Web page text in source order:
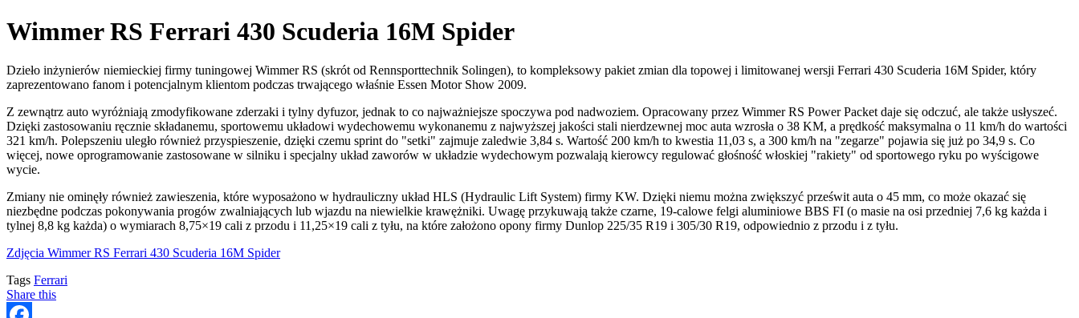
Wimmer RS Ferrari 430 Scuderia 16M Spider
Dzieło inżynierów niemieckiej firmy tuningowej Wimmer RS (skrót od Rennsporttechnik Solingen), to kompleksowy pakiet zmian dla topowej i limitowanej wersji Ferrari 430 Scuderia 16M Spider, który
zaprezentowano fanom i potencjalnym klientom podczas trwającego właśnie Essen Motor Show 2009.
Z zewnątrz auto wyróżniają zmodyfikowane zderzaki i tylny dyfuzor, jednak to co najważniejsze spoczywa pod nadwoziem. Opracowany przez Wimmer RS Power Packet daje się odczuć, ale także usłyszeć.
Dzięki zastosowaniu ręcznie składanemu, sportowemu układowi wydechowemu wykonanemu z najwyższej jakości stali nierdzewnej moc auta wzrosła o 38 KM, a prędkość maksymalna o 11 km/h do wartości
321 km/h. Polepszeniu uległo również przyspieszenie, dzięki czemu sprint do "setki" zajmuje zaledwie 3,84 s. Wartość 200 km/h to kwestia 11,03 s, a 300 km/h na "zegarze" pojawia się już po 34,9 s. Co
więcej, nowe oprogramowanie zastosowane w silniku i specjalny układ zaworów w układzie wydechowym pozwalają kierowcy regulować głośność włoskiej "rakiety" od sportowego ryku po wyścigowe
wycie.
Zmiany nie ominęły również zawieszenia, które wyposażono w hydrauliczny układ HLS (Hydraulic Lift System) firmy KW. Dzięki niemu można zwiększyć prześwit auta o 45 mm, co może okazać się
niezbędne podczas pokonywania progów zwalniających lub wjazdu na niewielkie krawężniki. Uwagę przykuwają także czarne, 19-calowe felgi aluminiowe BBS FI (o masie na osi przedniej 7,6 kg każda i
tylnej 8,8 kg każda) o wymiarach 8,75×19 cali z przodu i 11,25×19 cali z tyłu, na które założono opony firmy Dunlop 225/35 R19 i 305/30 R19, odpowiednio z przodu i z tyłu.
Zdjęcia Wimmer RS Ferrari 430 Scuderia 16M Spider
Tags Ferrari
Share this